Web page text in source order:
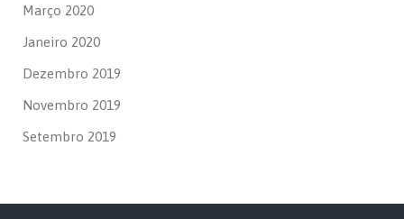
Março 2020
Janeiro 2020
Dezembro 2019
Novembro 2019
Setembro 2019